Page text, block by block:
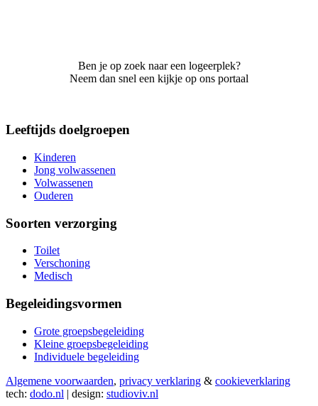
Ben je op zoek naar een logeerplek?
Neem dan snel een kijkje op ons portaal
Leeftijds doelgroepen
Kinderen
Jong volwassenen
Volwassenen
Ouderen
Soorten verzorging
Toilet
Verschoning
Medisch
Begeleidingsvormen
Grote groepsbegeleiding
Kleine groepsbegeleiding
Individuele begeleiding
Algemene voorwaarden, privacy verklaring & cookieverklaring
tech: dodo.nl | design: studioviv.nl